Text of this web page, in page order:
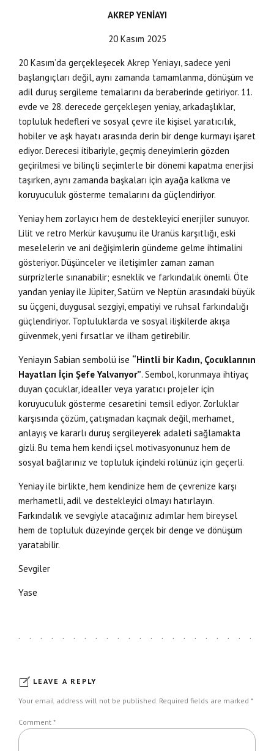
AKREP YENİAYI
20 Kasım 2025
20 Kasım’da gerçekleşecek Akrep Yeniayı, sadece yeni
başlangıçları değil, aynı zamanda tamamlanma, dönüşüm ve
adil duruş sergileme temalarını da beraberinde getiriyor. 11.
evde ve 28. derecede gerçekleşen yeniay, arkadaşlıklar,
topluluk hedefleri ve sosyal çevre ile kişisel yaratıcılık,
hobiler ve aşk hayatı arasında derin bir denge kurmayı işaret
ediyor. Derecesi itibariyle, geçmiş deneyimlerin gözden
geçirilmesi ve bilinçli seçimlerle bir dönemi kapatma enerjisi
taşırken, aynı zamanda başkaları için ayağa kalkma ve
koruyuculuk gösterme temalarını da güçlendiriyor.
Yeniay hem zorlayıcı hem de destekleyici enerjiler sunuyor.
Lilit ve retro Merkür kavuşumu ile Uranüs karşıtlığı, eski
meselelerin ve ani değişimlerin gündeme gelme ihtimalini
gösteriyor. Düşünceler ve iletişimler zaman zaman
sürprizlerle sınanabilir; esneklik ve farkındalık önemli. Öte
yandan yeniay ile Jüpiter, Satürn ve Neptün arasındaki büyük
su üçgeni, duygusal sezgiyi, empatiyi ve ruhsal farkındalığı
güçlendiriyor. Topluluklarda ve sosyal ilişkilerde akışa
güvenmek, yeni fırsatlar ve ilham getirebilir.
Yeniayın Sabian sembolü ise “Hintli bir Kadın, Çocuklarının
Hayatları İçin Şefe Yalvarıyor”. Sembol, korunmaya ihtiyaç
duyan çocuklar, idealler veya yaratıcı projeler için
koruyuculuk gösterme cesaretini temsil ediyor. Zorluklar
karşısında çözüm, çatışmadan kaçmak değil, merhamet,
anlayış ve kararlı duruş sergileyerek adaleti sağlamakta
gizli. Bu tema hem kendi içsel motivasyonunuz hem de
sosyal bağlarınız ve topluluk içindeki rolünüz için geçerli.
Yeniay ile birlikte, hem kendinize hem de çevrenize karşı
merhametli, adil ve destekleyici olmayı hatırlayın.
Farkındalık ve sevgiyle atacağınız adımlar hem bireysel
hem de topluluk düzeyinde gerçek bir denge ve dönüşüm
yaratabilir.
Sevgiler
Yase
LEAVE A REPLY
Your email address will not be published. Required fields are marked *
Comment *